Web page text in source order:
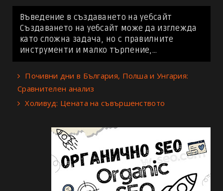
Въведение в създаването на уебсайт
Създаването на уебсайт може да изглежда
като сложна задача, но с правилните
инструменти и малко търпение,...
Почивни дни в България, Полша и Унгария:
Сравнителен анализ
Холивуд: Цената на съвършенството